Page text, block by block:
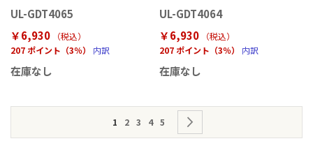
UL-GDT4065
￥6,930
（税込）
207 ポイント（3％）
内訳
在庫なし
UL-GDT4064
￥6,930
（税込）
207 ポイント（3％）
内訳
在庫なし
ー
ジ
ページを読んでいます
1 ページ
2 ページ
3 ページ
4 ページ
5